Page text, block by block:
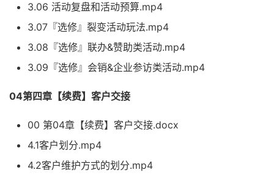
3.06 活动复盘和活动预算.mp4
3.07『选修』裂变活动玩法.mp4
3.08『选修』联办&赞助类活动.mp4
3.09『选修』会销&企业参访类活动.mp4
04第四章【续费】客户交接
00 第04章【续费】客户交接.docx
4.1客户划分.mp4
4.2客户维护方式的划分.mp4